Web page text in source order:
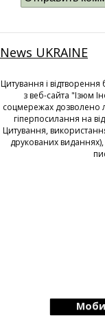
News UKRAINE
Цитування і відтворення
з веб-сайта "Ізюм
соцмережах дозволено
гіперпосилання на
Цитування,
друкованих